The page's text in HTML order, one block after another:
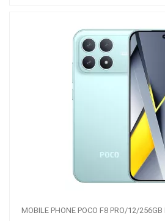
MOBILE PHONE POCO F8 PRO/12/